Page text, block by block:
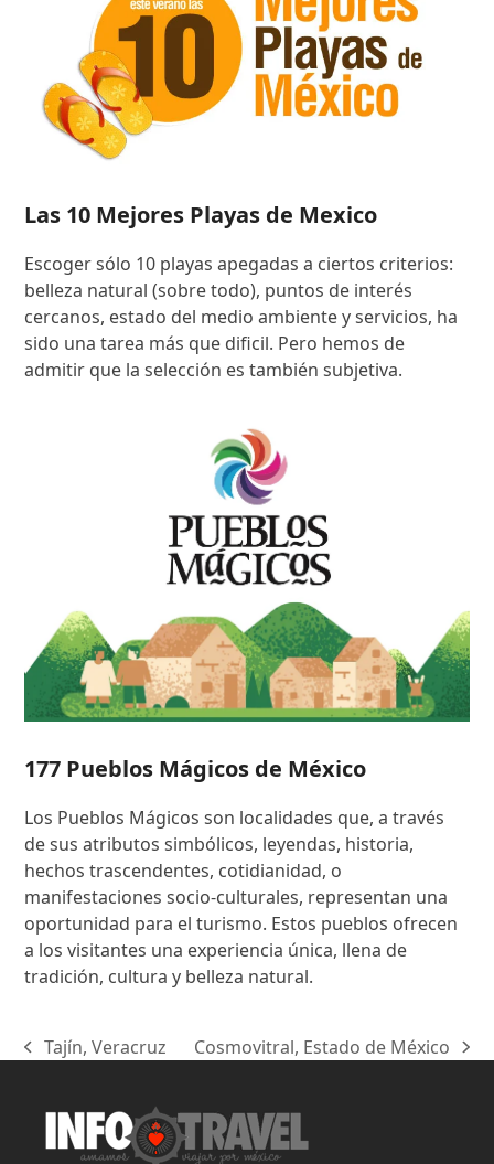
Las 10 Mejores Playas de Mexico
Escoger sólo 10 playas apegadas a ciertos criterios:
belleza natural (sobre todo), puntos de interés
cercanos, estado del medio ambiente y servicios, ha
sido una tarea más que dificil. Pero hemos de
admitir que la selección es también subjetiva.
177 Pueblos Mágicos de México
Los Pueblos Mágicos son localidades que, a través
de sus atributos simbólicos, leyendas, historia,
hechos trascendentes, cotidianidad, o
manifestaciones socio-culturales, representan una
oportunidad para el turismo. Estos pueblos ofrecen
a los visitantes una experiencia única, llena de
tradición, cultura y belleza natural.
previous
Tajín, Veracruz
next
Cosmovitral, Estado de México